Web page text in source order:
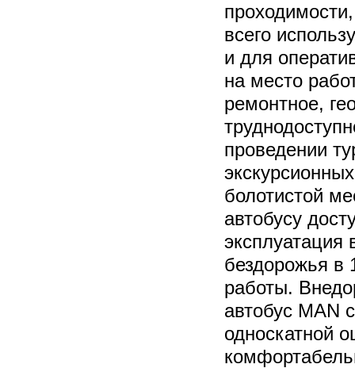
всего
и для
на место
ремонтное,
проведении
болотистой
автобусу
эксплуатация
бездорожья в
работы.
автобус MAN
односкатной